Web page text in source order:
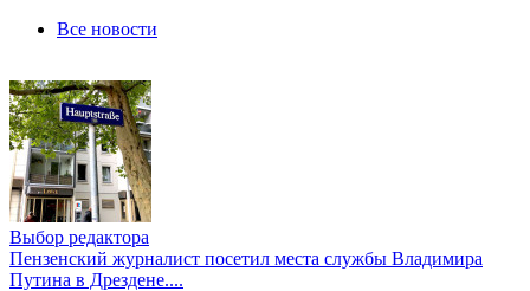
Все новости
Выбор редактора
Пензенский журналист посетил места службы Владимира
Путина в Дрездене....